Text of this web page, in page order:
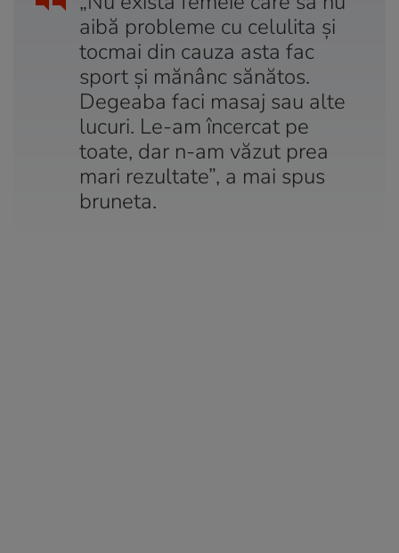
aibă probleme cu celulita și
tocmai din cauza asta fac
sport și mănânc sănătos.
Degeaba faci masaj sau alte
lucuri. Le-am încercat pe
toate, dar n-am văzut prea
mari rezultate”, a mai spus
bruneta.